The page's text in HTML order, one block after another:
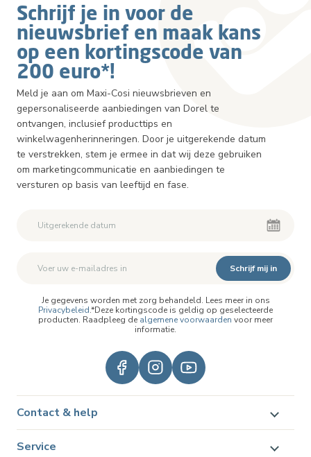
Schrijf je in voor de
nieuwsbrief en maak kans
op een kortingscode van
200 euro*!
Meld je aan om Maxi-Cosi nieuwsbrieven en
gepersonaliseerde aanbiedingen van Dorel te
ontvangen, inclusief producttips en
winkelwagenherinneringen. Door je uitgerekende datum
te verstrekken, stem je ermee in dat wij deze gebruiken
om marketingcommunicatie en aanbiedingen te
versturen op basis van leeftijd en fase.
Schrijf mij in
Je gegevens worden met zorg behandeld. Lees meer in ons
Privacybeleid.*Deze kortingscode is geldig op geselecteerde
producten. Raadpleeg de algemene voorwaarden voor meer
informatie.
Contact & help
Service